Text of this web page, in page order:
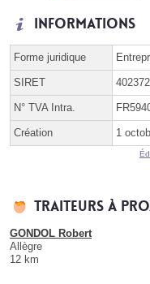
Informations
Forme juridique
SIRET
N° TVA Intra.
Création 1
Traiteurs à
GONDOL Robert
Allègre
12 km